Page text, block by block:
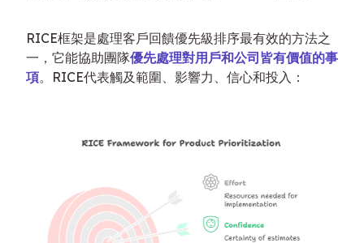
RICE框架是處理客戶回饋優先級排序最有效的方法之
一，它能協助團隊優先處理對用戶和公司皆有價值的事
項。RICE代表觸及範圍、影響力、信心和投入：